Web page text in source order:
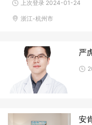
上次登录 2024-01-24
浙江-杭州市
严
安